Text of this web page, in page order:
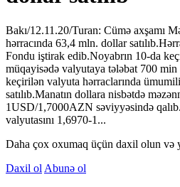
Bakı/12.11.20/Turan: Cümə axşamı
hərracında 63,4 mln. dollar
Fondu iştirak edib.Noyabrın 10-da
müqayisədə valyutaya tələbat 700
keçirilən valyuta hərraclarında
satılıb.Manatın dollara nisbətdə
1USD/1,7000AZN səviyyəsində
valyutasını 1,6970-1...
Daha çox oxumaq üçün daxil olun və
Daxil ol Abunə ol